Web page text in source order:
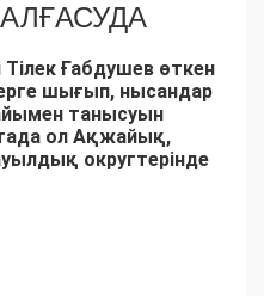
Тілек Ғабдушев өткен
шығып, нысандар
танысуын
ол Ақжайық,
округтерінде